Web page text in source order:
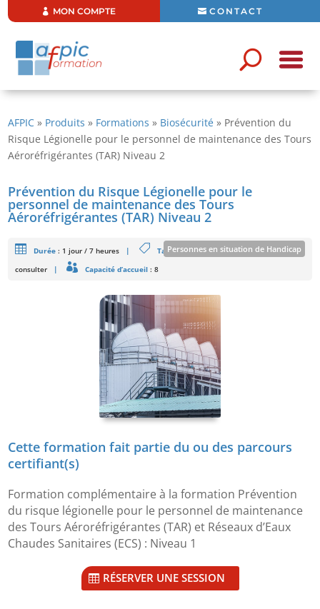
CONTACT
MON COMPTE
AFPIC » Produits » Formations » Biosécurité » Prévention du
Risque Légionelle pour le personnel de maintenance des Tours
Aéroréfrigérantes (TAR) Niveau 2
Prévention du Risque Légionelle pour le
personnel de maintenance des Tours
Aéroréfrigérantes (TAR) Niveau 2
Durée : 1 jour / 7 heures | Tarifs: 430 € HT/Stagiaire - Intra : Nous
consulter
| Capacité d’accueil : 8
Personnes en situation de Handicap
Formation ouverte aux personnes en situation de handicap sous
Cette formation fait partie du ou des parcours
certifiant(s)
Formation complémentaire à la formation Prévention
du risque légionelle pour le personnel de maintenance
des Tours Aéroréfrigérantes (TAR) et Réseaux d’Eaux
Chaudes Sanitaires (ECS) : Niveau 1
RÉSERVER UNE SESSION